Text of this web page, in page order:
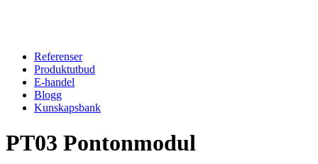
Referenser
Produktutbud
E-handel
Blogg
Kunskapsbank
PT03 Pontonmodul